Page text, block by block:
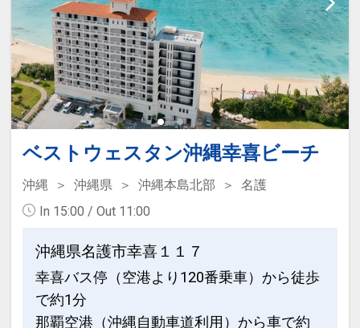
＜ 注意事項 ＞
・全室「禁煙」「ガーデンビュー」とな
ります。
・添い寝扱いは6歳以下（未就学）とな
ります。
・1室3名様以上ご利用の場合は、エキス
トラベッドでのご利用となります。
※パームコテージのみ3台目はソファベ
ッド
・満室になり次第プラン終了となりま
す。
設定期間：2026年9月1日～2026年11月
トオーダー１４：００）
※メニューが変更になる場合がございま
す。
※朝食券なしのため、申告制となりま
す。
●ビーチタオルを代金不要で貸出可能
●ベビーカー・ベビーベッド貸出
※事前予約が必要となります。ご予約時
に「お問合せ・ご要望等メモ」欄、また
はご予約後「マイページ」にご希望の品
名・数量をご記入ください。
ベストウェスタン沖縄幸喜ビーチ
沖縄 沖縄県 沖縄本島北部
名護
In 15:00 / Out 11:00
沖縄県名護市幸喜１１７
幸喜バス停（空港より120番乗車）から徒歩
で約1分
那覇空港（沖縄自動車道利用）から車で約